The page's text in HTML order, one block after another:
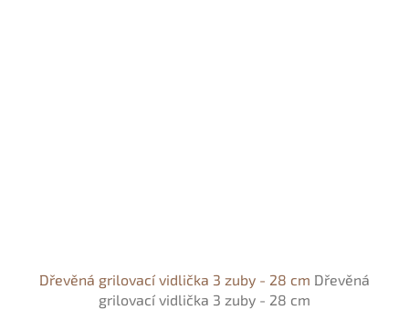
Dřevěná grilovací vidlička 3 zuby - 28 cm Dřevěná
grilovací vidlička 3 zuby - 28 cm